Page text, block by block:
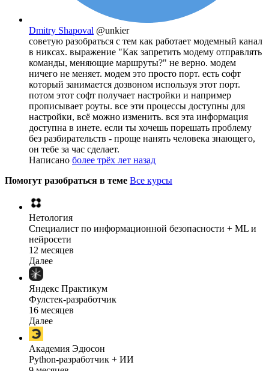
Dmitry Shapoval @unkier
советую разобраться с тем как работает модемный канал
в никсах. выражение "Как запретить модему отправлять
команды, меняющие маршруты?" не верно. модем
ничего не меняет. модем это просто порт. есть софт
который занимается дозвоном используя этот порт.
потом этот софт получает настройки и например
прописывает роуты. все эти процессы доступны для
настройки, всё можно изменить. вся эта информация
доступна в инете. если ты хочешь порешать проблему
без разбирательств - проще нанять человека знающего,
он тебе за час сделает.
Написано более трёх лет назад
Помогут разобраться в теме Все курсы
Нетология
Специалист по информационной безопасности + ML и
нейросети
12 месяцев
Далее
Яндекс Практикум
Фулстек-разработчик
16 месяцев
Далее
Академия Эдюсон
Python-разработчик + ИИ